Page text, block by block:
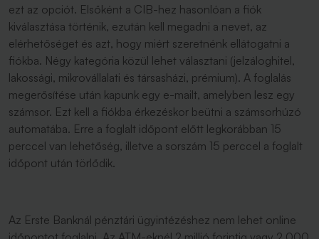
ezt az opciót. Elsőként a CIB-hez hasonlóan a fiók
kiválasztása történik, ezután kell megadni a nevet, az
elérhetőséget és azt, hogy miért szeretnénk ellátogatni a
fiókba. Négy kategória közül lehet választani (jelzáloghitel,
lakossági, mikrovállalati és társasházi, prémium). A foglalás
megerősítése után kapunk egy e-mailt, amelyben lesz egy
számsor. Ezt kell a fiókba érkezéskor beütni a számsorhúzó
automatába. Erre a foglalt időpont előtt legkorábban 15
perccel van lehetőség, illetve a sorszám 15 perccel a foglalt
időpont után törlődik.
Az Erste Banknál pénztári ügyintézéshez nem lehet online